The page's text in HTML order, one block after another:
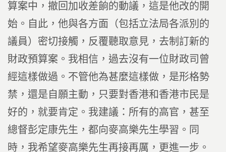
算案中，撤回加收差餉的動議，這是他改的開
始。自此，他與各方面（包括立法局各派別的
議員）密切接觸，反覆聽取意見，去制訂新的
財政預算案。我相信，過去沒有一位財政司曾
經這樣做過。不管他為甚麼這樣做，是形格勢
禁，還是自願主動，只要對香港和香港市民是
好的，就要肯定。我建議：所有的高官，甚至
總督彭定康先生，都向麥高樂先生學習。同
時，我希望麥高樂先生再接再厲，更進一步。